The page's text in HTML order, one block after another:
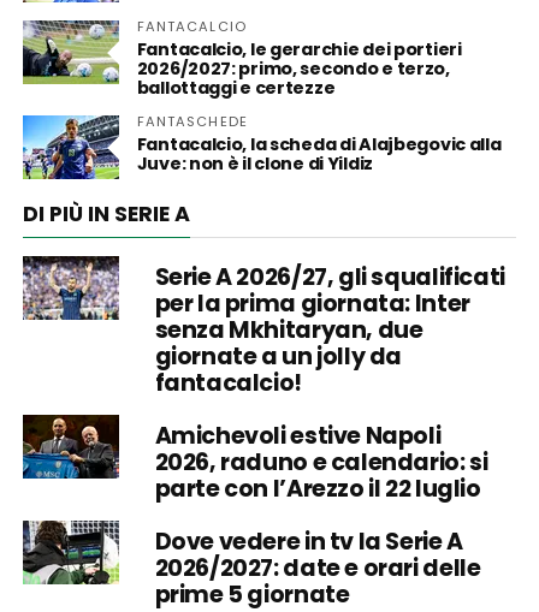
FANTACALCIO
Fantacalcio, le gerarchie dei portieri
2026/2027: primo, secondo e terzo,
ballottaggi e certezze
FANTASCHEDE
Fantacalcio, la scheda di Alajbegovic alla
Juve: non è il clone di Yildiz
DI PIÙ IN SERIE A
Serie A 2026/27, gli squalificati
per la prima giornata: Inter
senza Mkhitaryan, due
giornate a un jolly da
fantacalcio!
Amichevoli estive Napoli
2026, raduno e calendario: si
parte con l’Arezzo il 22 luglio
Dove vedere in tv la Serie A
2026/2027: date e orari delle
prime 5 giornate